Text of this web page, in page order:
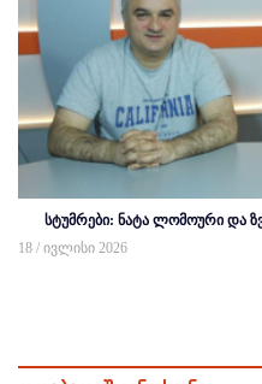
სტუმრები: ნატა ლომოური და
18 / ივლისი 2026